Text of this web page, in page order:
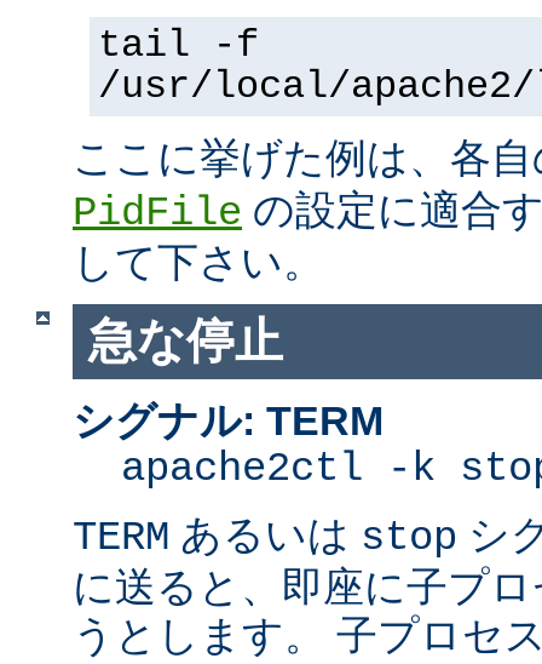
tail -f
/usr/local/
ここに挙げた例は、各
PidFile の設定に適合
して下さい。
急な停止
シグナル: TERM
apache2ctl -k
TERM あるいは stop シ
に送ると、即座に子プ
うとします。 子プロセ